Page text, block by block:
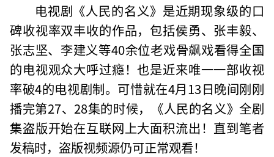
电视剧《人民的名义》是近期现象级的口
碑收视率双丰收的作品，包括侯勇、张丰毅、
张志坚、李建义等40余位老戏骨飙戏看得全国
的电视观众大呼过瘾！也是近来唯一一部收视
率破4的电视剧制。可惜就在4月13日晚间刚刚
播完第27、28集的时候，《人民的名义》全剧
集盗版开始在互联网上大面积流出！直到笔者
发稿时，盗版视频源仍可正常观看！